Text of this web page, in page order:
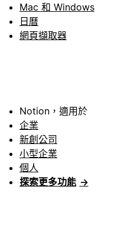
Mac 和 Windows
日曆
網頁擷取器
Notion，適用於
企業
新創公司
小型企業
個人
探索更多功能 →